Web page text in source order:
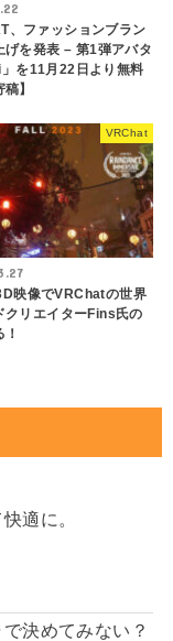
、ファッションブラン
げを発表 – 第1弾アバタ
を11月22日より無料
】
VRChat
映像でVRChatの世界
クリエイターFins氏の
適に。
決めてみない？